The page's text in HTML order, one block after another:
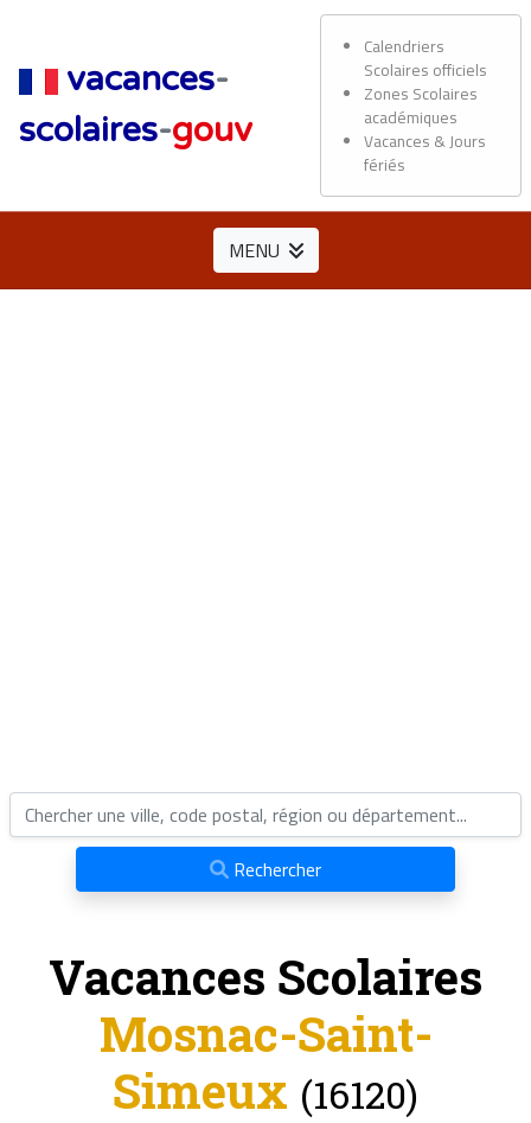
vacances-
scolaires-gouv
Calendriers
Scolaires officiels
Zones Scolaires
académiques
Vacances & Jours
fériés
MENU
Rechercher
Vacances Scolaires
Mosnac-Saint-
Simeux (16120)